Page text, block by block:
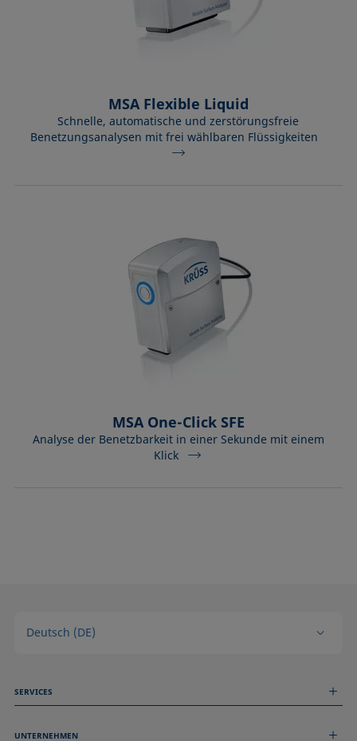
MSA Flexible Liquid
Schnelle, automatische und zerstörungsfreie
Benetzungsanalysen mit frei wählbaren Flüssigkeiten
MSA One-Click SFE
Analyse der Benetzbarkeit in einer Sekunde mit einem
Klick
Deutsch (DE)
SERVICES
UNTERNEHMEN